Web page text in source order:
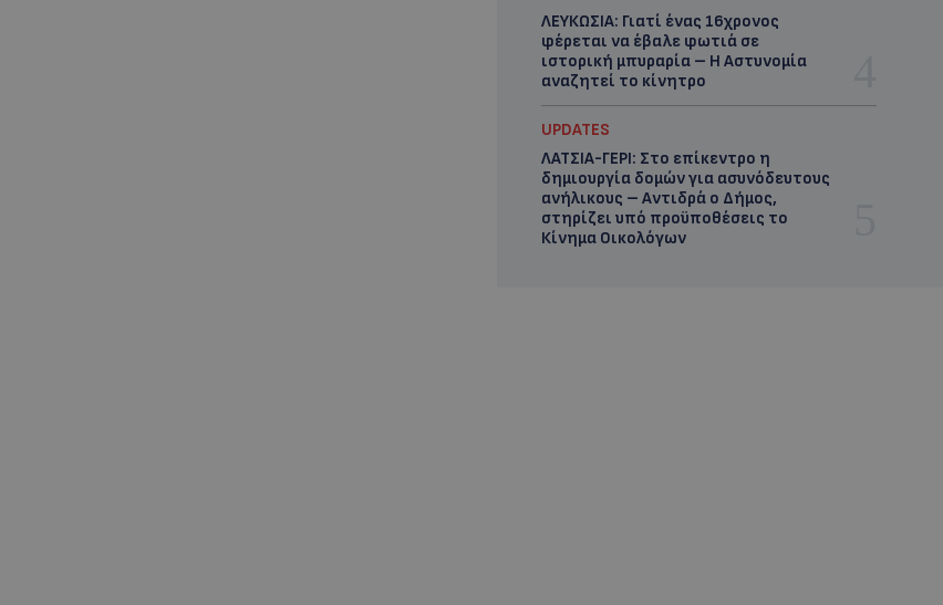
ΛΕΥΚΩΣΙΑ: Γιατί ένας 16χρονος
φέρεται να έβαλε φωτιά σε
ιστορική μπυραρία – Η Αστυνομία
αναζητεί το κίνητρο
UPDATES
ΛΑΤΣΙΑ-ΓΕΡΙ: Στο επίκεντρο η
δημιουργία δομών για ασυνόδευτους
ανήλικους – Αντιδρά ο Δήμος,
στηρίζει υπό προϋποθέσεις το
Κίνημα Οικολόγων